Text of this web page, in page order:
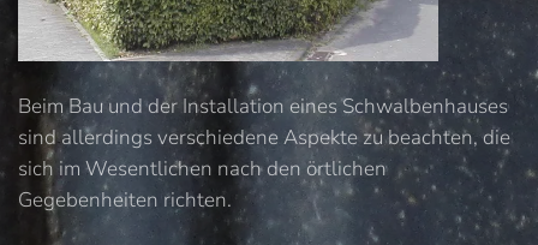
Beim Bau und der Installation eines Schwalbenhauses
sind allerdings verschiedene Aspekte zu beachten, die
sich im Wesentlichen nach den örtlichen
Gegebenheiten richten.